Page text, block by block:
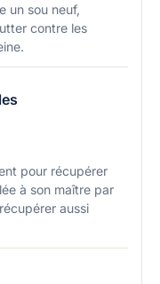
un sou neuf,
contre les
pour récupérer
à son maître par
aussi